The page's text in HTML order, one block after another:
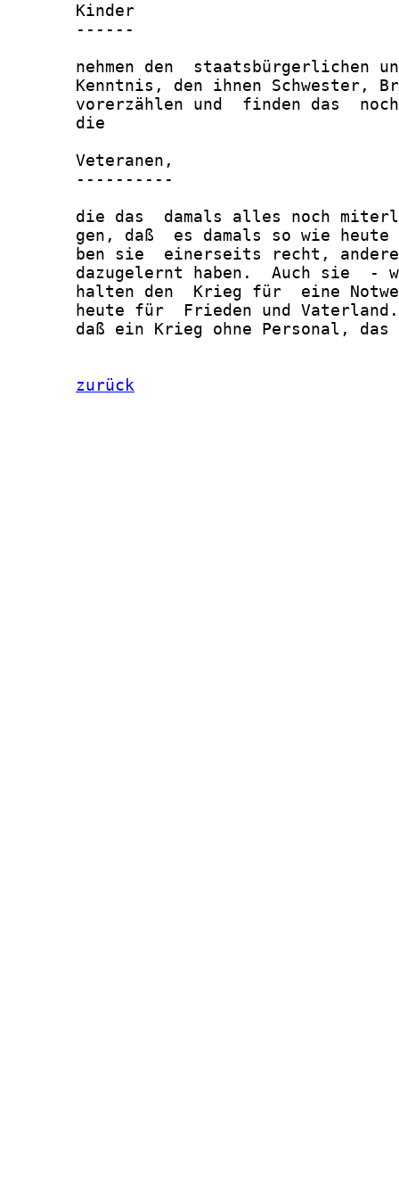
       Kinder
       ------
nehmen den  staatsbürgerlichen
Kenntnis, den ihnen Schwester,
vorerzählen und  finden das
       die
       Veteranen,
       ----------
die das  damals alles noch
gen, daß  es damals so wie
ben sie  einerseits recht,
dazugelernt haben.  Auch sie  -
halten den  Krieg für  eine
heute für  Frieden und
daß ein Krieg ohne Personal, das
zurück